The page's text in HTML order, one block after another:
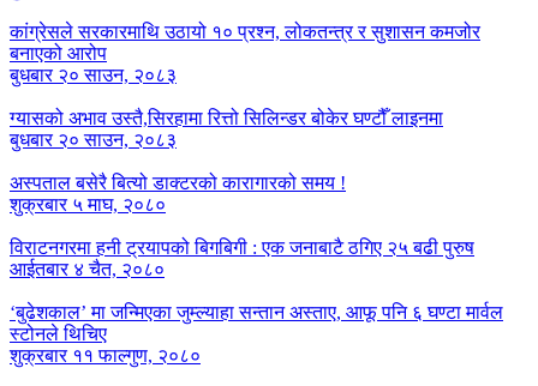
कांग्रेसले सरकारमाथि उठायो १० प्रश्न, लोकतन्त्र र सुशासन कमजोर
बनाएको आरोप
बुधबार २० साउन, २०८३
ग्यासको अभाव उस्तै,सिरहामा रित्तो सिलिन्डर बोकेर घण्टौँ लाइनमा
बुधबार २० साउन, २०८३
अस्पताल बसेरै बित्यो डाक्टरको कारागारको समय !
शुक्रबार ५ माघ, २०८०
विराटनगरमा हनी ट्रयापको बिगबिगी : एक जनाबाटै ठगिए २५ बढी पुरुष
आईतबार ४ चैत, २०८०
‘बुढेशकाल’ मा जन्मिएका जुम्ल्याहा सन्तान अस्ताए, आफू पनि ६ घण्टा मार्वल
स्टोनले थिचिए
शुक्रबार ११ फाल्गुण, २०८०